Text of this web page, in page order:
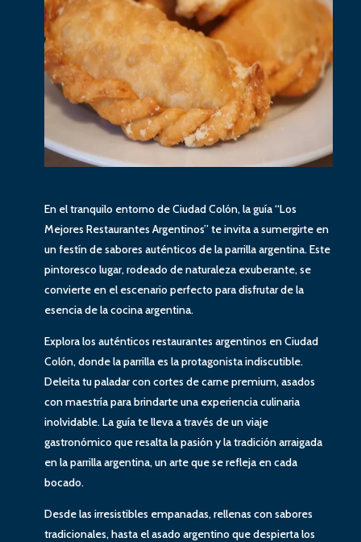
En el tranquilo entorno de Ciudad Colón, la guía “Los
Mejores Restaurantes Argentinos” te invita a sumergirte en
un festín de sabores auténticos de la parrilla argentina. Este
pintoresco lugar, rodeado de naturaleza exuberante, se
convierte en el escenario perfecto para disfrutar de la
esencia de la cocina argentina.
Explora los auténticos restaurantes argentinos en Ciudad
Colón, donde la parrilla es la protagonista indiscutible.
Deleita tu paladar con cortes de carne premium, asados
con maestría para brindarte una experiencia culinaria
inolvidable. La guía te lleva a través de un viaje
gastronómico que resalta la pasión y la tradición arraigada
en la parrilla argentina, un arte que se refleja en cada
bocado.
Desde las irresistibles empanadas, rellenas con sabores
tradicionales, hasta el asado argentino que despierta los